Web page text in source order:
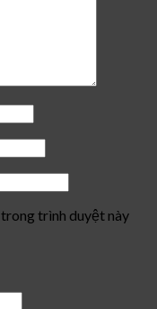
trình duyệt này